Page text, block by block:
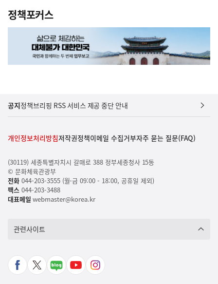
정책포커스
공지정책브리핑 RSS 서비스 제공 중단 안내
개인정보처리방침저작권정책이메일 수집거부자주 묻는 질문(FAQ)
(30119) 세종특별자치시 갈매로 388 정부세종청사 15동
© 문화체육관광부
전화044-203-3555 (월-금 09:00 - 18:00, 공휴일 제외)
팩스044-203-3488
대표메일 webmaster@korea.kr
관련사이트
페
X
네
유
인